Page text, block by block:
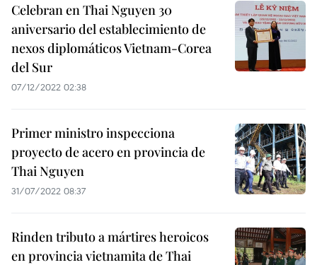
Celebran en Thai Nguyen 30
aniversario del establecimiento de
nexos diplomáticos Vietnam-Corea
del Sur
07/12/2022 02:38
Primer ministro inspecciona
proyecto de acero en provincia de
Thai Nguyen
31/07/2022 08:37
Rinden tributo a mártires heroicos
en provincia vietnamita de Thai